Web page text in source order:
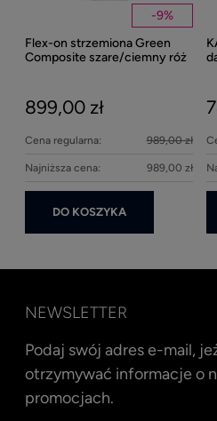
-9%
Flex-on strzemiona Green
Composite szare/ciemny róż
899,00 zł
Cena regularna: 989,00 zł
Najniższa cena: 989,00 zł
DO KOSZYKA
NEWSLETTER
Podaj swój adres e-mail,
otrzymywać informacje o
promocjach.